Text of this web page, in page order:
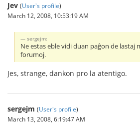
Jev (User's profile)
March 12, 2008, 10:53:19 AM
sergejm:
Ne estas eble vidi duan paĝon de lastaj
forumoj.
Jes, strange, dankon pro la atentigo.
sergejm (User's profile)
March 13, 2008, 6:19:47 AM